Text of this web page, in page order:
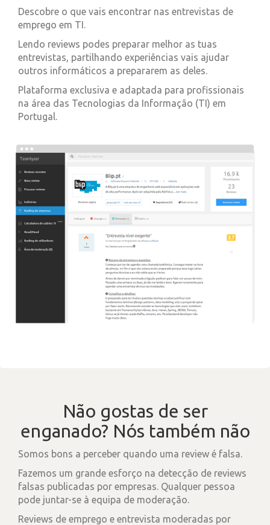
Descobre o que vais encontrar nas entrevistas de
emprego em TI.
Lendo reviews podes preparar melhor as tuas
entrevistas, partilhando experiências vais ajudar
outros informáticos a prepararem as deles.
Plataforma exclusiva e adaptada para profissionais
na área das Tecnologias da Informação (TI) em
Portugal.
Não gostas de ser
enganado? Nós também não
Somos bons a perceber quando uma review é falsa.
Fazemos um grande esforço na detecção de reviews
falsas publicadas por empresas. Qualquer pessoa
pode juntar-se à equipa de moderação.
Reviews de emprego e entrevista moderadas por